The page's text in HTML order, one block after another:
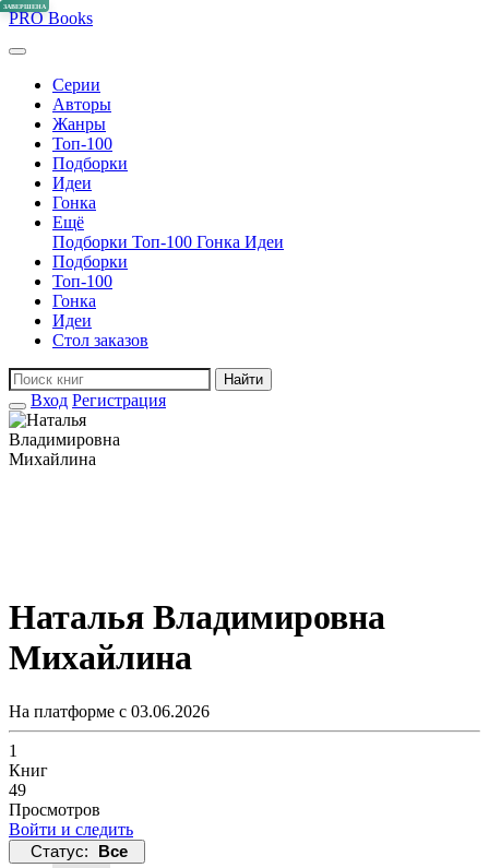
PRO Books
Серии
Авторы
Жанры
Топ-100
Подборки
Идеи
Гонка
Ещё
Подборки Топ-100 Гонка Идеи
Подборки
Топ-100
Гонка
Идеи
Стол заказов
Найти
Вход Регистрация
Наталья Владимировна
Михайлина
На платформе с 03.06.2026
1
Книг
49
Просмотров
Войти и следить
Статус: Все
ЗАВЕРШЕНА